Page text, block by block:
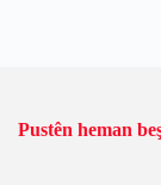
Pustên heman